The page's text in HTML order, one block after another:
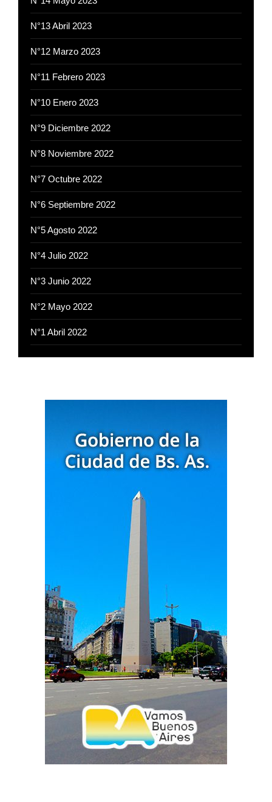
N°13 Abril 2023
N°12 Marzo 2023
N°11 Febrero 2023
N°10 Enero 2023
N°9 Diciembre 2022
N°8 Noviembre 2022
N°7 Octubre 2022
N°6 Septiembre 2022
N°5 Agosto 2022
N°4 Julio 2022
N°3 Junio 2022
N°2 Mayo 2022
N°1 Abril 2022